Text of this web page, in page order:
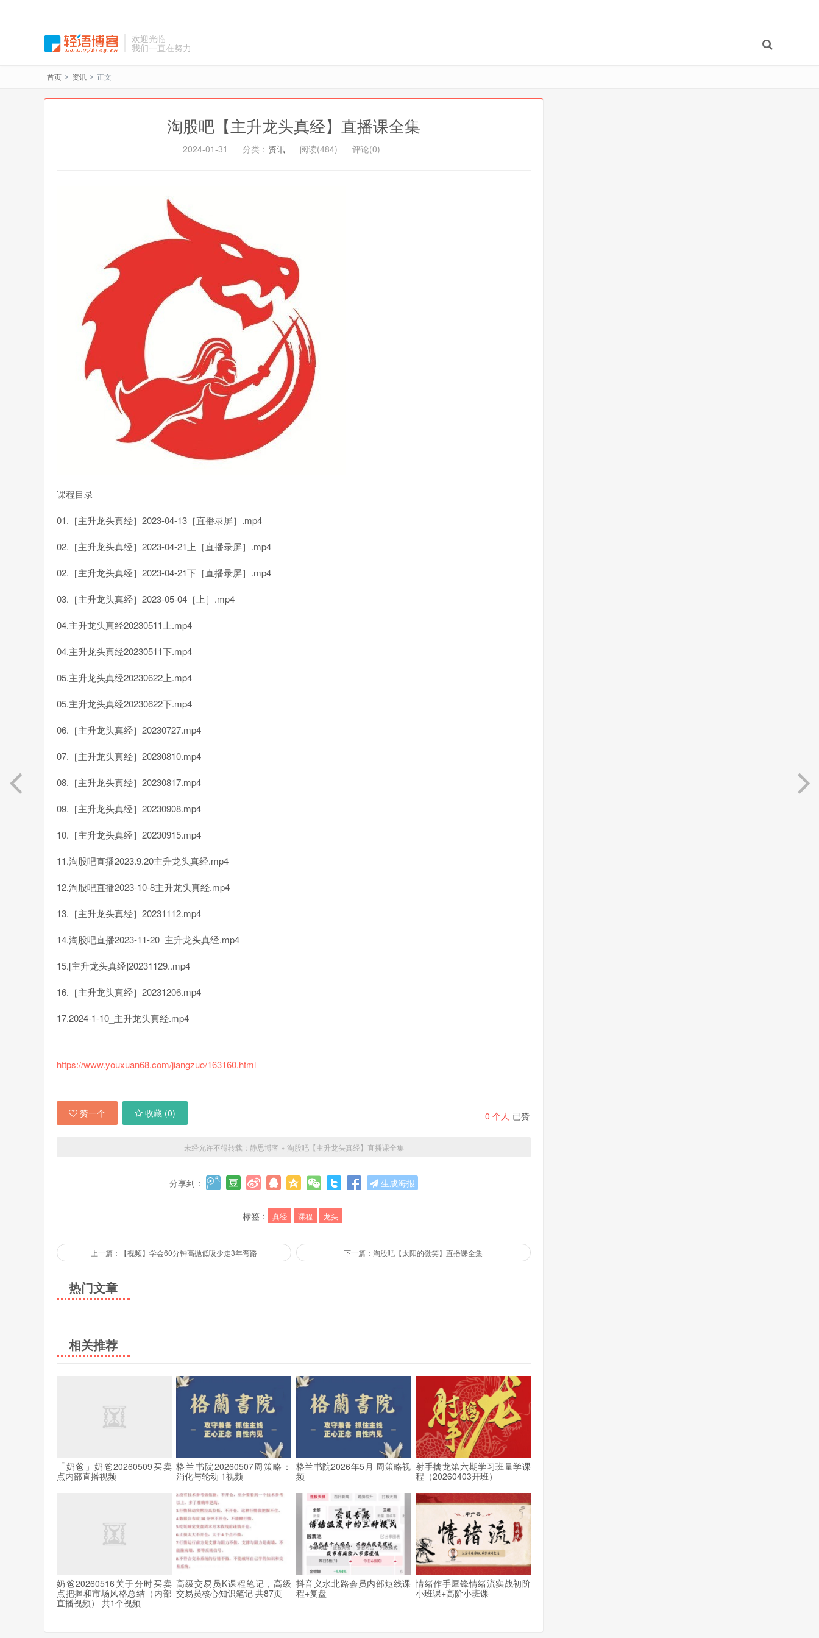
欢迎光临
我们一直在努力
首页 > 资讯 > 正文
淘股吧【主升龙头真经】直播课全集
2024-01-31 分类： 资讯 阅读(484) 评论(0)
课程目录
01.［主升龙头真经］2023-04-13［直播录屏］.mp4
02.［主升龙头真经］2023-04-21上［直播录屏］.mp4
02.［主升龙头真经］2023-04-21下［直播录屏］.mp4
03.［主升龙头真经］2023-05-04［上］.mp4
04.主升龙头真经20230511上.mp4
04.主升龙头真经20230511下.mp4
05.主升龙头真经20230622上.mp4
05.主升龙头真经20230622下.mp4
06.［主升龙头真经］20230727.mp4
07.［主升龙头真经］20230810.mp4
08.［主升龙头真经］20230817.mp4
09.［主升龙头真经］20230908.mp4
10.［主升龙头真经］20230915.mp4
11.淘股吧直播2023.9.20主升龙头真经.mp4
12.淘股吧直播2023-10-8主升龙头真经.mp4
13.［主升龙头真经］20231112.mp4
14.淘股吧直播2023-11-20_主升龙头真经.mp4
15.[主升龙头真经]20231129..mp4
16.［主升龙头真经］20231206.mp4
17.2024-1-10_主升龙头真经.mp4
https://www.youxuan68.com/jiangzuo/163160.html
0 个人 已赞
赞一个 收藏 (0)
未经允许不得转载： 静思博客 » 淘股吧【主升龙头真经】直播课全集
分享到： 生成海报
标签： 真经 课程 龙头
上一篇：【视频】学会60分钟高抛低吸少走3年弯路 下一篇：淘股吧【太阳的微笑】直播课全集
热门文章
相关推荐
「奶爸」奶爸20260509买卖
点内部直播视频
格兰书院20260507周策略：
消化与轮动 1视频
格兰书院2026年5月 周策略视
频
射手擒龙第六期学习班量学课
程（20260403开班）
奶爸20260516关于分时买卖
点把握和市场风格总结（内部
直播视频） 共1个视频
高级交易员K课程笔记，高级
交易员核心知识笔记 共87页
抖音义水北路会员内部短线课
程+复盘
情绪作手犀锋情绪流实战初阶
小班课+高阶小班课